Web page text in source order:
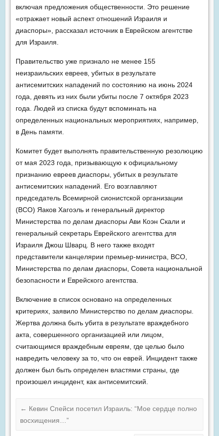
включая предложения общественности. Это решение
«отражает новый аспект отношений Израиля и
диаспоры», рассказал источник в Еврейском агентстве
для Израиля.
Правительство уже признало не менее 155
неизраильских евреев, убитых в результате
антисемитских нападений по состоянию на июнь 2024
года, девять из них были убиты после 7 октября 2023
года. Людей из списка будут вспоминать на
определенных национальных мероприятиях, например,
в День памяти.
Комитет будет выполнять правительственную резолюцию
от мая 2023 года, призывающую к официальному
признанию евреев диаспоры, убитых в результате
антисемитских нападений. Его возглавляют
председатель Всемирной сионистской организации
(ВСО) Яаков Хагоэль и генеральный директор
Министерства по делам диаспоры Ави Коэн Скали и
генеральный секретарь Еврейского агентства для
Израиля Джош Шварц. В него также входят
представители канцелярии премьер-министра, ВСО,
Министерства по делам диаспоры, Совета национальной
безопасности и Еврейского агентства.
Включение в список основано на определенных
критериях, заявило Министерство по делам диаспоры.
Жертва должна быть убита в результате враждебного
акта, совершенного организацией или лицом,
считающимся враждебным евреям, где целью было
навредить человеку за то, что он еврей. Инцидент также
должен был быть определен властями страны, где
произошел инцидент, как антисемитский.
← Кевин Спейси посетил Израиль: “Мое сердце полно
восхищения…”